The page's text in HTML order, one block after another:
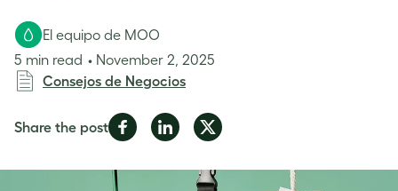
El equipo de MOO
5 min read
November 2, 2025
Consejos de Negocios
Share the postShare
Facebook
Share
LinkedIn
Share
Twitter